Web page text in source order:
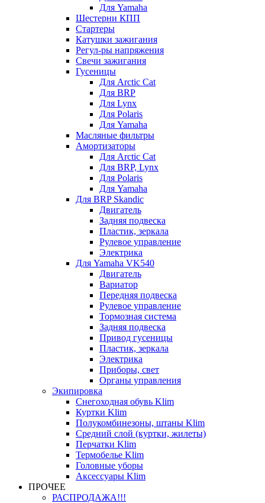
Для Yamaha
Шестерни КПП
Стартеры
Катушки зажигания
Регул-ры напряжения
Свечи зажигания
Гусеницы
Для Arctic Cat
Для BRP
Для Lynx
Для Polaris
Для Yamaha
Масляные фильтры
Амортизаторы
Для Arctic Cat
Для BRP, Lynx
Для Polaris
Для Yamaha
Для BRP Skandic
Двигатель
Задняя подвеска
Пластик, зеркала
Рулевое управление
Электрика
Для Yamaha VK540
Двигатель
Вариатор
Передняя подвеска
Рулевое управление
Тормозная система
Задняя подвеска
Привод гусеницы
Пластик, зеркала
Электрика
Приборы, свет
Органы управления
Экипировка
Снегоходная обувь Klim
Куртки Klim
Полукомбинезоны, штаны Klim
Средний слой (куртки, жилеты)
Перчатки Klim
Термобелье Klim
Головные уборы
Аксессуары Klim
ПРОЧЕЕ
РАСПРОДАЖА!!!